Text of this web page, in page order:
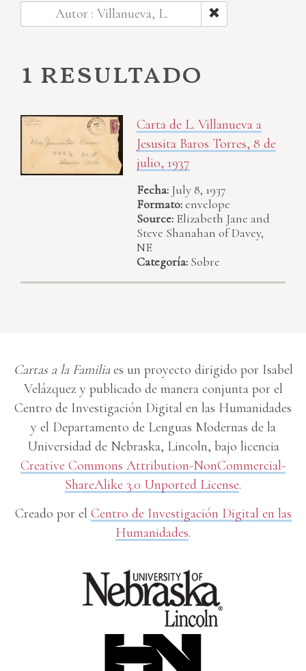
Autor : Villanueva, L.
1 resultado
Carta de L. Villanueva a
Jesusita Baros Torres, 8 de
julio, 1937
Fecha: July 8, 1937
Formato:envelope
Source: Elizabeth Jane and
Steve Shanahan of Davey,
NE
Categoría: Sobre
Cartas a la Familiaes un proyecto dirigido por Isabel
Velázquez y publicado de manera conjunta por el
Centro de Investigación Digital en las Humanidades
y el Departamento de Lenguas Modernas de la
Universidad de Nebraska, Lincoln, bajo licencia
Creative Commons Attribution-NonCommercial-
ShareAlike 3.0 Unported License.
Creado por el Centro de Investigación Digital en las
Humanidades.